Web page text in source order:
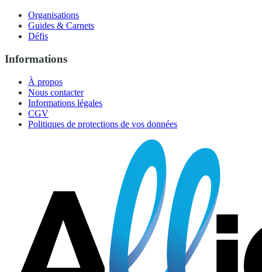
Organisations
Guides & Carnets
Défis
Informations
À propos
Nous contacter
Informations légales
CGV
Politiques de protections de vos données